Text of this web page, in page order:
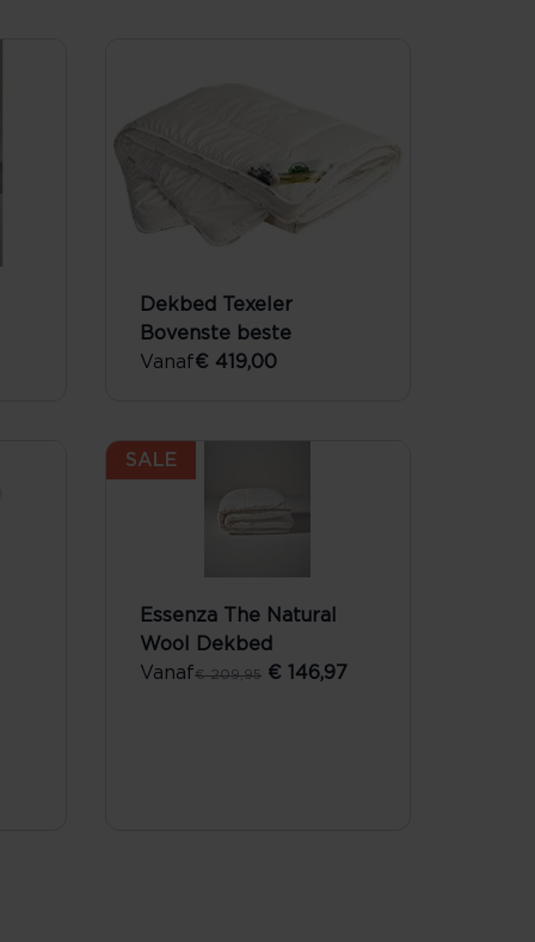
Dekbed Texeler
Bovenste beste
Vanaf€ 419,00
SALE
Essenza The Natural
Wool Dekbed
Vanaf€ 209,95 € 146,97